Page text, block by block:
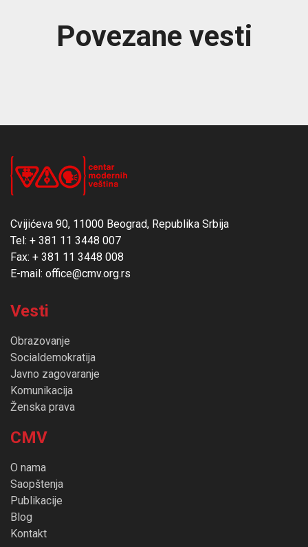
Povezane vesti
Cvijićeva 90, 11000 Beograd, Republika Srbija
Tel: + 381 11 3448 007
Fax: + 381 11 3448 008
E-mail: office@cmv.org.rs
Vesti
Obrazovanje
Socialdemokratija
Javno zagovaranje
Komunikacija
Ženska prava
CMV
O nama
Saopštenja
Publikacije
Blog
Kontakt